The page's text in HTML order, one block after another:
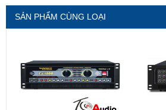
SẢN PHẨM CÙNG LOẠI